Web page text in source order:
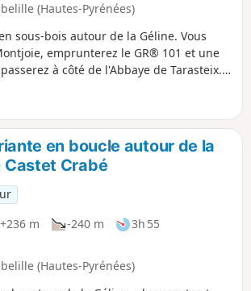
(Hautes-Pyrénées)
sous-bois autour de la Géline. Vous
emprunterez le GR® 101 et une
à côté de l'Abbaye de Tarasteix.
remontée pour visiter le Castet Crabé
pour récupérer en douceur. C'est
idéal pour une marche nordique de 3h30
en boucle autour de la
Castet Crabé
+236 m -240 m
3h 55
(Hautes-Pyrénées)